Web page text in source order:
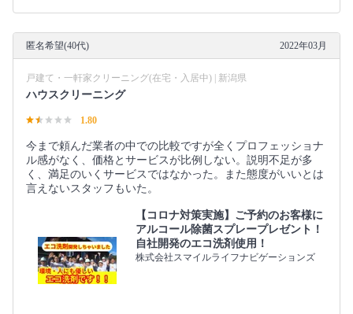
匿名希望(40代) 2022年03月
戸建て・一軒家クリーニング(在宅・入居中) | 新潟県
ハウスクリーニング
1.80
今まで頼んだ業者の中での比較ですが全くプロフェッショナ
ル感がなく、価格とサービスが比例しない。説明不足が多
く、満足のいくサービスではなかった。また態度がいいとは
言えないスタッフもいた。
【コロナ対策実施】ご予約のお客様に
アルコール除菌スプレープレゼント！
自社開発のエコ洗剤使用！
株式会社スマイルライフナビゲーションズ